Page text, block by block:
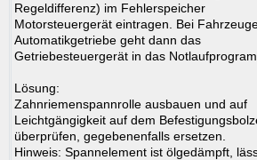
Regeldifferenz) im Fehlerspeicher
Motorsteuergerät eintragen. Bei
Automatikgetriebe geht dann das
Getriebesteuergerät in das
Lösung:
Zahnriemenspannrolle ausbauen und auf
Leichtgängigkeit auf dem
überprüfen, gegebenenfalls ersetzen.
Hinweis: Spannelement ist ölgedämpft,